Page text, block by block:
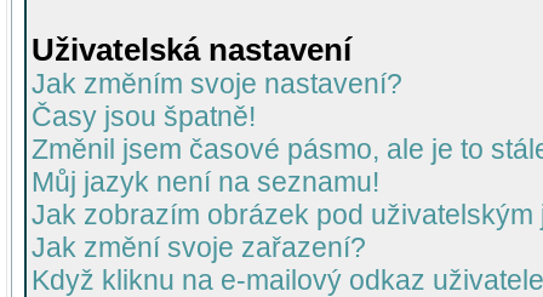
Uživatelská nastavení
Jak změním svoje nastavení?
Časy jsou špatně!
Změnil jsem časové pásmo, ale je to
Můj jazyk není na seznamu!
Jak zobrazím obrázek pod uživatelským
Jak změní svoje zařazení?
Když kliknu na e-mailový odkaz